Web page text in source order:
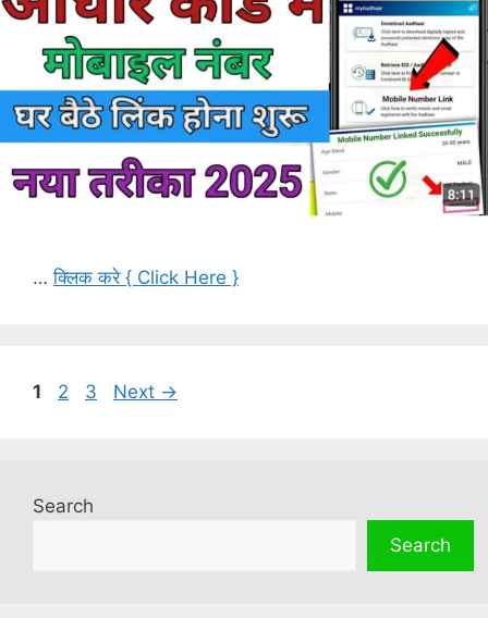
…क्लिक करे { Click Here }
Page
1 Page
2 Page
3 Next →
Search
Search